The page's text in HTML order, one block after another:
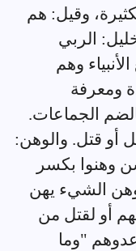
وقيل: هم
الربي
وهم
ومعرفة
الجماعات.
أو قتل. والوهن:
وهنوا بكسر
وهن الشيء يهن
أو لقتل من
"وما